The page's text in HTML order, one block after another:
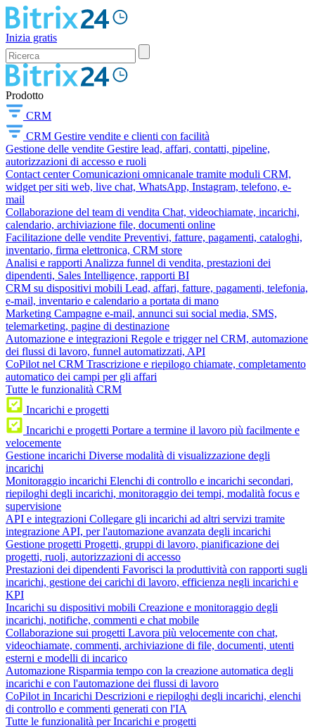
Inizia gratis
Prodotto
CRM
CRM Gestire vendite e clienti con facilità
Gestione delle vendite Gestire lead, affari, contatti, pipeline,
autorizzazioni di accesso e ruoli
Contact center Comunicazioni omnicanale tramite moduli CRM,
widget per siti web, live chat, WhatsApp, Instagram, telefono, e-
mail
Collaborazione del team di vendita Chat, videochiamate, incarichi,
calendario, archiviazione file, documenti online
Facilitazione delle vendite Preventivi, fatture, pagamenti, cataloghi,
inventario, firma elettronica, CRM store
Analisi e rapporti Analizza funnel di vendita, prestazioni dei
dipendenti, Sales Intelligence, rapporti BI
CRM su dispositivi mobili Lead, affari, fatture, pagamenti, telefonia,
e-mail, inventario e calendario a portata di mano
Marketing Campagne e-mail, annunci sui social media, SMS,
telemarketing, pagine di destinazione
Automazione e integrazioni Regole e trigger nel CRM, automazione
dei flussi di lavoro, funnel automatizzati, API
CoPilot nel CRM Trascrizione e riepilogo chiamate, completamento
automatico dei campi per gli affari
Tutte le funzionalità CRM
Incarichi e progetti
Incarichi e progetti Portare a termine il lavoro più facilmente e
velocemente
Gestione incarichi Diverse modalità di visualizzazione degli
incarichi
Monitoraggio incarichi Elenchi di controllo e incarichi secondari,
riepiloghi degli incarichi, monitoraggio dei tempi, modalità focus e
supervisione
API e integrazioni Collegare gli incarichi ad altri servizi tramite
integrazione API, per l'automazione avanzata degli incarichi
Gestione progetti Progetti, gruppi di lavoro, pianificazione dei
progetti, ruoli, autorizzazioni di accesso
Prestazioni dei dipendenti Favorisci la produttività con rapporti sugli
incarichi, gestione dei carichi di lavoro, efficienza negli incarichi e
KPI
Incarichi su dispositivi mobili Creazione e monitoraggio degli
incarichi, notifiche, commenti e chat mobile
Collaborazione sui progetti Lavora più velocemente con chat,
videochiamate, commenti, archiviazione di file, documenti, utenti
esterni e modelli di incarico
Automazione Risparmia tempo con la creazione automatica degli
incarichi e con l'automazione dei flussi di lavoro
CoPilot in Incarichi Descrizioni e riepiloghi degli incarichi, elenchi
di controllo e commenti generati con l'IA
Tutte le funzionalità per Incarichi e progetti